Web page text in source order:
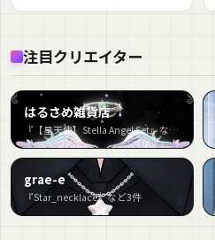
注目クリエイター
はるさめ雑貨店
『【星天使】Stella Angel Set』など7件
grae-e
『Star_necklace』など3件